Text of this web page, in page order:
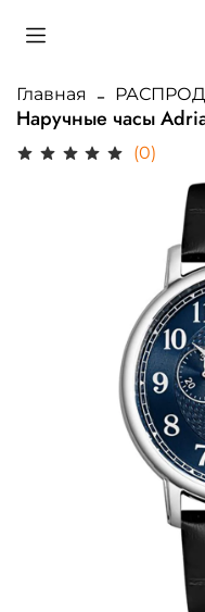
Главная
Наручные часы
(0)